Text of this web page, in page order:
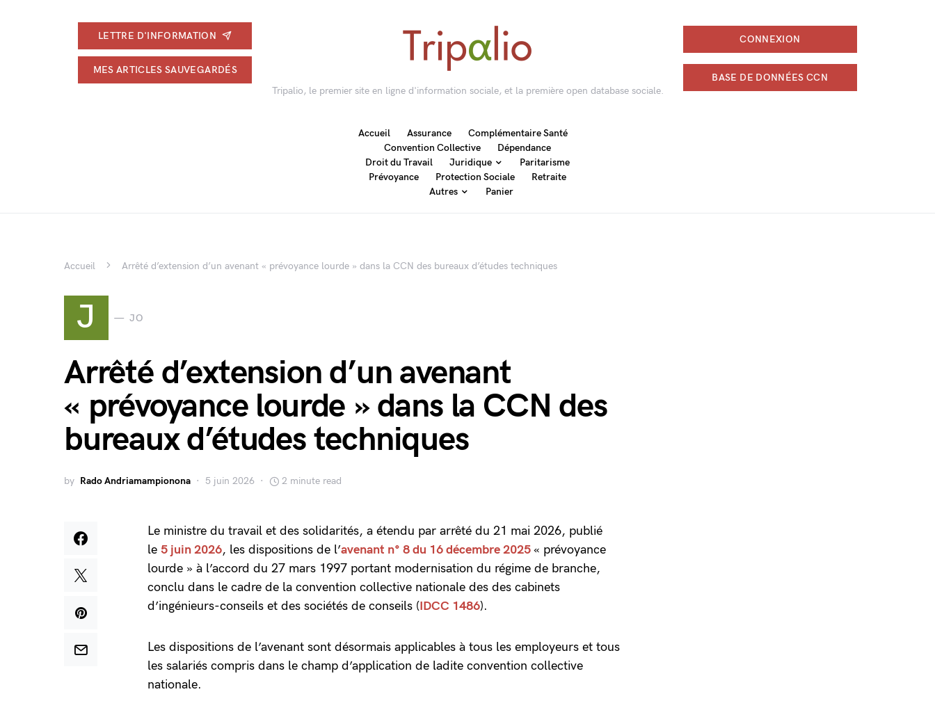
LETTRE D'INFORMATION
MES ARTICLES SAUVEGARDÉS
Tripalio, le premier site en ligne d'information sociale, et la première open database sociale.
CONNEXION
BASE DE DONNÉES CCN
Accueil Assurance
Complémentaire Santé
Convention Collective
Dépendance
Droit du Travail
Juridique
Paritarisme
Prévoyance
Protection Sociale
Retraite
Autres
Panier
Accueil Arrêté d’extension d’un avenant « prévoyance lourde » dans la CCN des bureaux d’études techniques
J JO
Arrêté d’extension d’un avenant
« prévoyance lourde » dans la CCN des
bureaux d’études techniques
by Rado Andriamampionona 5 juin 2026 2 minute read
Le ministre du travail et des solidarités, a étendu par arrêté du 21 mai 2026, publié
le 5 juin 2026, les dispositions de l’avenant n° 8 du 16 décembre 2025« prévoyance
lourde » à l’accord du 27 mars 1997 portant modernisation du régime de branche,
conclu dans le cadre de la convention collective nationale des des cabinets
d’ingénieurs-conseils et des sociétés de conseils (IDCC 1486).
Les dispositions de l’avenant sont désormais applicables à tous les employeurs et tous
les salariés compris dans le champ d’application de ladite convention collective
nationale.